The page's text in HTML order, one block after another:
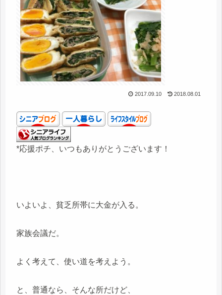
2017.09.10 2018.08.01
*応援ポチ、いつもありがとうございます！
いよいよ、貧乏所帯に大金が入る。
家族会議だ。
よく考えて、使い道を考えよう。
と、普通なら、そんな所だけど、